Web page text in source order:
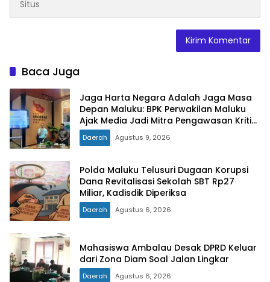
Baca Juga
Jaga Harta Negara Adalah Jaga Masa
Depan Maluku: BPK Perwakilan Maluku
Ajak Media Jadi Mitra Pengawasan Kritis
dan Berimbang
Daerah Agustus 9, 2026
Polda Maluku Telusuri Dugaan Korupsi
Dana Revitalisasi Sekolah SBT Rp27
Miliar, Kadisdik Diperiksa
Daerah Agustus 6, 2026
Mahasiswa Ambalau Desak DPRD Keluar
dari Zona Diam Soal Jalan Lingkar
Daerah Agustus 6, 2026